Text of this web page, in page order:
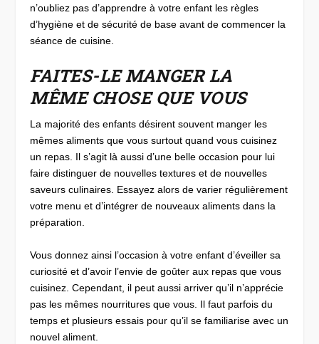
n’oubliez pas d’apprendre à votre enfant les règles
d’hygiène et de sécurité de base avant de commencer la
séance de cuisine.
FAITES-LE MANGER LA
MÊME CHOSE QUE VOUS
La majorité des enfants désirent souvent manger les
mêmes aliments que vous surtout quand vous cuisinez
un repas. Il s’agit là aussi d’une belle occasion pour lui
faire distinguer de nouvelles textures et de nouvelles
saveurs culinaires. Essayez alors de varier régulièrement
votre menu et d’intégrer de nouveaux aliments dans la
préparation.
Vous donnez ainsi l’occasion à votre enfant d’éveiller sa
curiosité et d’avoir l’envie de goûter aux repas que vous
cuisinez. Cependant, il peut aussi arriver qu’il n’apprécie
pas les mêmes nourritures que vous. Il faut parfois du
temps et plusieurs essais pour qu’il se familiarise avec un
nouvel aliment.